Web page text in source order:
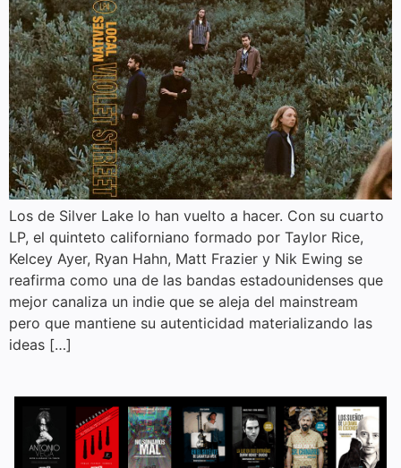
Los de Silver Lake lo han vuelto a hacer. Con su cuarto
LP, el quinteto californiano formado por Taylor Rice,
Kelcey Ayer, Ryan Hahn, Matt Frazier y Nik Ewing se
reafirma como una de las bandas estadounidenses que
mejor canaliza un indie que se aleja del mainstream
pero que mantiene su autenticidad materializando las
ideas […]